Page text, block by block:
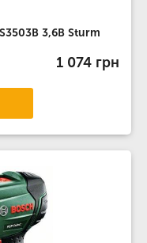
3,6В Sturm
1 074 грн